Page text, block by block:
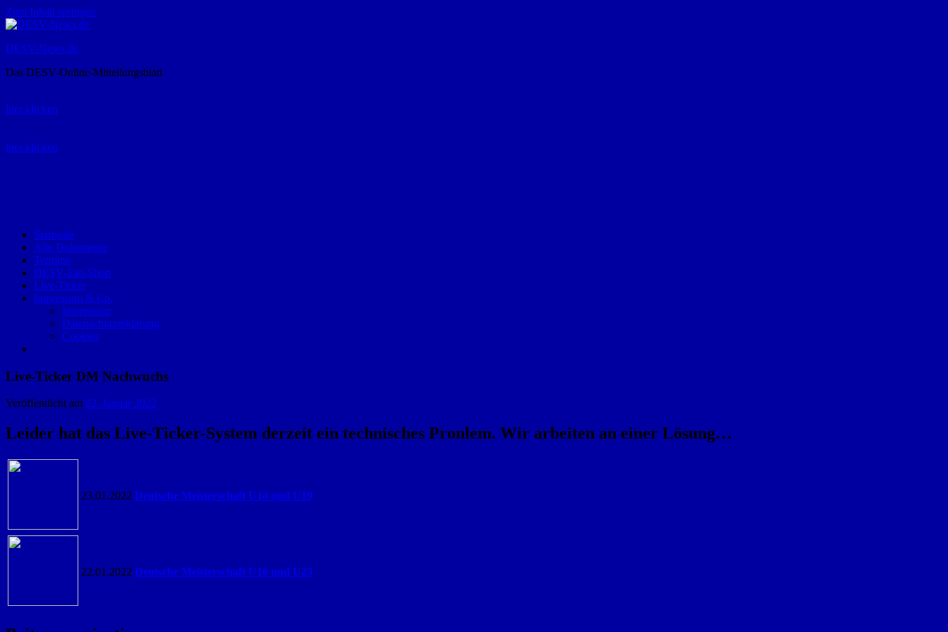
Zum Inhalt springen
DESV-News.de
Das DESV-Online-Mitteilungsblatt
hier klicken
hier klicken
Startseite
Alle Dokumente
Termine
DESV-Fan-Shop
Live-Ticker
Impressum & Co.
Impressum
Datenschutzerklärung
Cookies
Live-Ticker DM Nachwuchs
Veröffentlicht am 22. Januar 2022
Leider hat das Live-Ticker-System derzeit ein technisches Pronlem. Wir arbeiten an einer Lösung…
23.01.2022 Deutsche Meisterschaft U14 und U19
22.01.2022 Deutsche Meisterschaft U16 und U23